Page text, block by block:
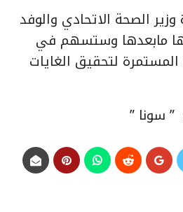
الصحة الاتحادي والوفد
مابعدها وستسهم في
المستمرة لتحقيق الغايات
” سونا ”